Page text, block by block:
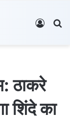
Log In
ठाकरे
शिंदे का